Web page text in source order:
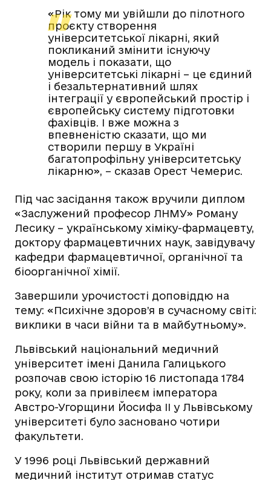
«Рік тому ми увійшли до пілотного
проєкту створення
університетської лікарні, який
покликаний змінити існуючу
модель і показати, що
університетські лікарні – це єдиний
і безальтернативний шлях
інтеграції у європейський простір і
європейську систему підготовки
фахівців. І вже можна з
впевненістю сказати, що ми
створили першу в Україні
багатопрофільну університетську
лікарню», – сказав Орест Чемерис.
Під час засідання також вручили диплом
«Заслужений професор ЛНМУ» Роману
Лесику – українському хіміку-фармацевту,
доктору фармацевтичних наук, завідувачу
кафедри фармацевтичної, органічної та
біоорганічної хімії.
Завершили урочистості доповіддю на
тему: «Психічне здоров’я в сучасному світі:
виклики в часи війни та в майбутньому».
Львівський національний медичний
університет імені Данила Галицького
розпочав свою історію 16 листопада 1784
року, коли за привілеєм імператора
Австро-Угорщини Йосифа ІІ у Львівському
університеті було засновано чотири
факультети.
У 1996 році Львівський державний
медичний інститут отримав статус